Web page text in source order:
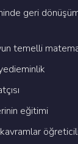
geri̇
temelli̇
eği̇ti̇mi̇